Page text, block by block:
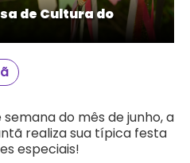
de Cultura do
do mês de junho, a
realiza sua típica festa
especiais!